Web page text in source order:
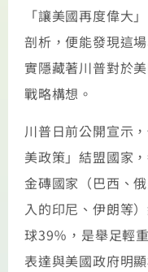
「讓美國再度偉大
剖析，便能發現這
實隱藏著川普對於
戰略構想。
川普日前公開宣示
美政策」結盟國家
金磚國家（巴西、
入的印尼、伊朗等
球39％，是舉足輕
表達與美國政府明